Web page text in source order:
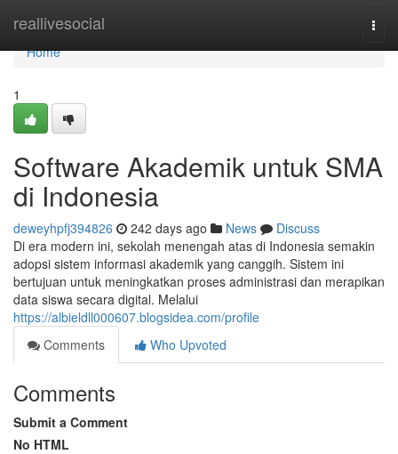
reallivesocial
Home
Home
1
Software Akademik untuk SMA
di Indonesia
deweyhpfj394826 242 days ago News
Discuss
Di era modern ini, sekolah menengah atas di Indonesia semakin
adopsi sistem informasi akademik yang canggih. Sistem ini
bertujuan untuk meningkatkan proses administrasi dan merapikan
data siswa secara digital. Melalui
https://albieldll000607.blogsidea.com/profile
Comments
Who Upvoted
Comments
Submit a Comment
No HTML